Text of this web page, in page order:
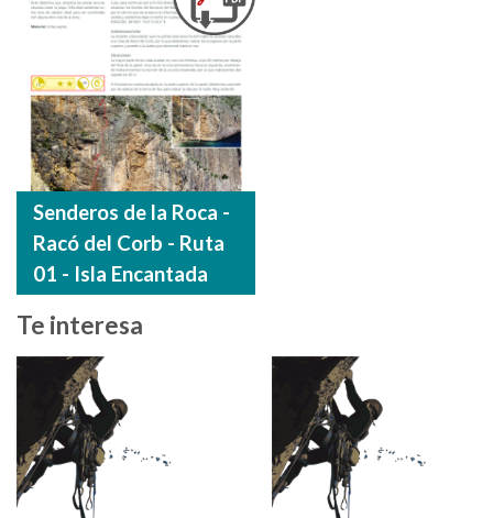
Senderos de la Roca -
Racó del Corb - Ruta
01 - Isla Encantada
Te interesa